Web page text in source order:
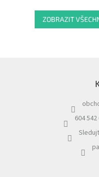
ZOBRAZIT
604